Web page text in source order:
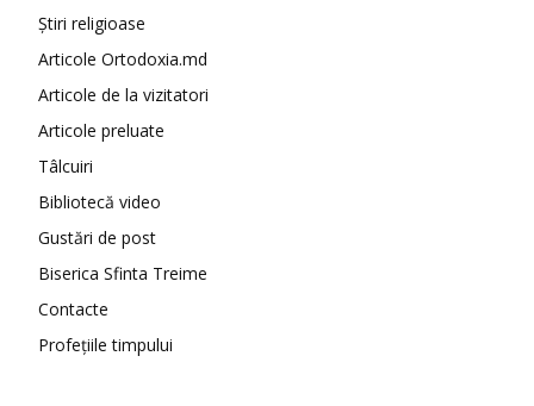
Știri religioase
Articole Ortodoxia.md
Articole de la vizitatori
Articole preluate
Tâlcuiri
Bibliotecă video
Gustări de post
Biserica Sfinta Treime
Contacte
Profețiile timpului